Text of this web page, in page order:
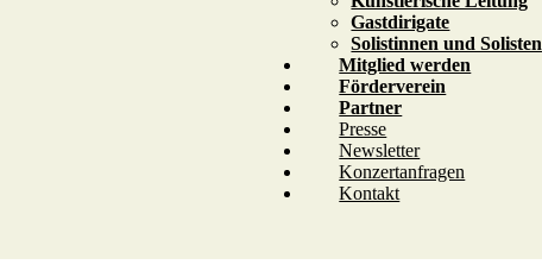
Gastdirigate
Solistinnen und Solisten
Mitglied werden
Förderverein
Partner
Presse
Newsletter
Konzertanfragen
Kontakt